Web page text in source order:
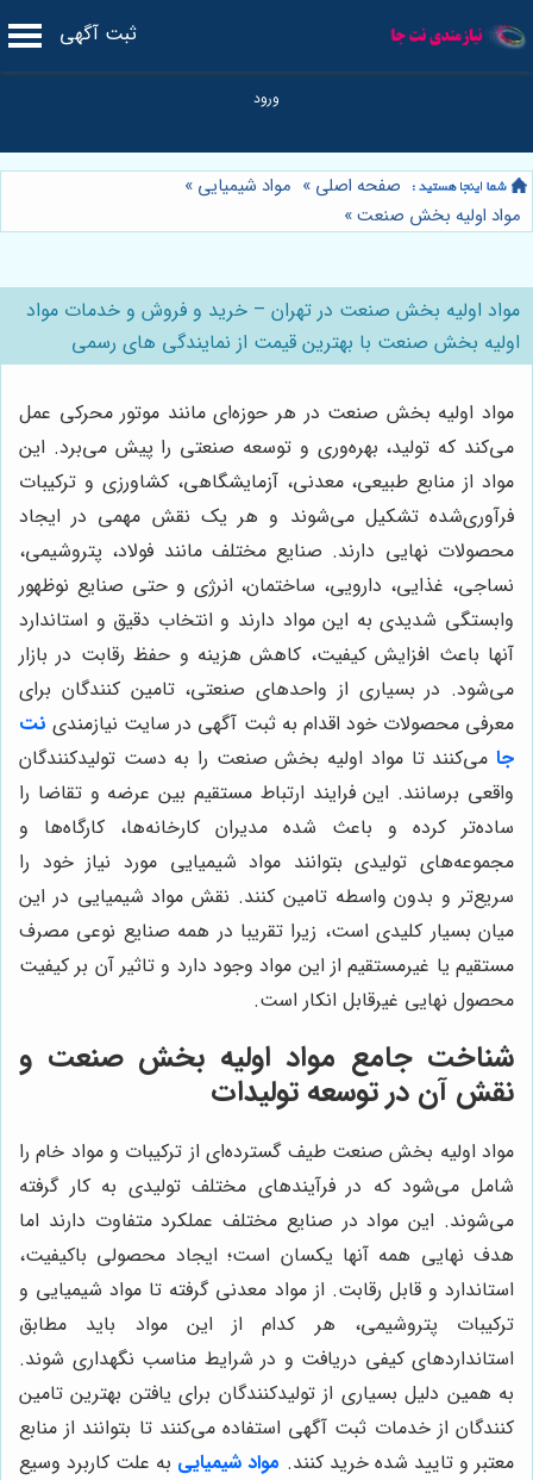
ثبت آگهی
صفحه اصلی » مواد شیمیایی »
مواد اولیه بخش صنعت»
مواد اولیه بخش صنعت در تهران – خرید و فروش و خدمات مواد
اولیه بخش صنعت با بهترین قیمت از نمایندگی های رسمی
مواد اولیه بخش صنعت در هر حوزه‌ای مانند موتور محرکی عمل
می‌کند که تولید، بهره‌وری و توسعه صنعتی را پیش می‌برد. این
مواد از منابع طبیعی، معدنی، آزمایشگاهی، کشاورزی و ترکیبات
فرآوری‌شده تشکیل می‌شوند و هر یک نقش مهمی در ایجاد
محصولات نهایی دارند. صنایع مختلف مانند فولاد، پتروشیمی،
نساجی، غذایی، دارویی، ساختمان، انرژی و حتی صنایع نوظهور
وابستگی شدیدی به این مواد دارند و انتخاب دقیق و استاندارد
آنها باعث افزایش کیفیت، کاهش هزینه و حفظ رقابت در بازار
می‌شود. در بسیاری از واحدهای صنعتی، تامین کنندگان برای
معرفی محصولات خود اقدام به ثبت آگهی در سایت نیازمندی نت
جا می‌کنند تا مواد اولیه بخش صنعت را به دست تولیدکنندگان
واقعی برسانند. این فرایند ارتباط مستقیم بین عرضه و تقاضا را
ساده‌تر کرده و باعث شده مدیران کارخانه‌ها، کارگاه‌ها و
مجموعه‌های تولیدی بتوانند مواد شیمیایی مورد نیاز خود را
سریع‌تر و بدون واسطه تامین کنند. نقش مواد شیمیایی در این
میان بسیار کلیدی است، زیرا تقریبا در همه صنایع نوعی مصرف
مستقیم یا غیرمستقیم از این مواد وجود دارد و تاثیر آن بر کیفیت
محصول نهایی غیرقابل انکار است.
شناخت جامع مواد اولیه بخش صنعت و
نقش آن در توسعه تولیدات
مواد اولیه بخش صنعت طیف گسترده‌ای از ترکیبات و مواد خام را
شامل می‌شود که در فرآیندهای مختلف تولیدی به کار گرفته
می‌شوند. این مواد در صنایع مختلف عملکرد متفاوت دارند اما
هدف نهایی همه آنها یکسان است؛ ایجاد محصولی باکیفیت،
استاندارد و قابل رقابت. از مواد معدنی گرفته تا مواد شیمیایی و
ترکیبات پتروشیمی، هر کدام از این مواد باید مطابق
استانداردهای کیفی دریافت و در شرایط مناسب نگهداری شوند.
به همین دلیل بسیاری از تولیدکنندگان برای یافتن بهترین تامین
کنندگان از خدمات ثبت آگهی استفاده می‌کنند تا بتوانند از منابع
معتبر و تایید شده خرید کنند. مواد شیمیایی به علت کاربرد وسیع